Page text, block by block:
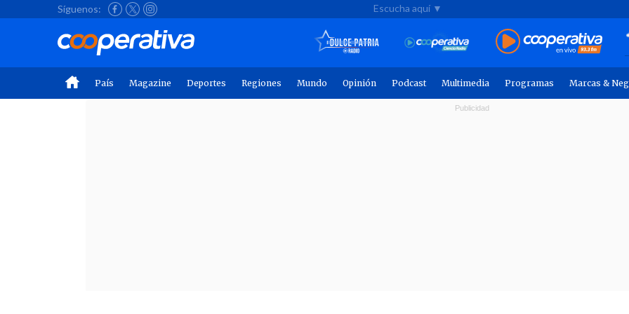
Síguenos: Escucha aquí ▼
País Magazine Deportes Regiones Mundo Opinión Podcast Multimedia Programas Marcas &